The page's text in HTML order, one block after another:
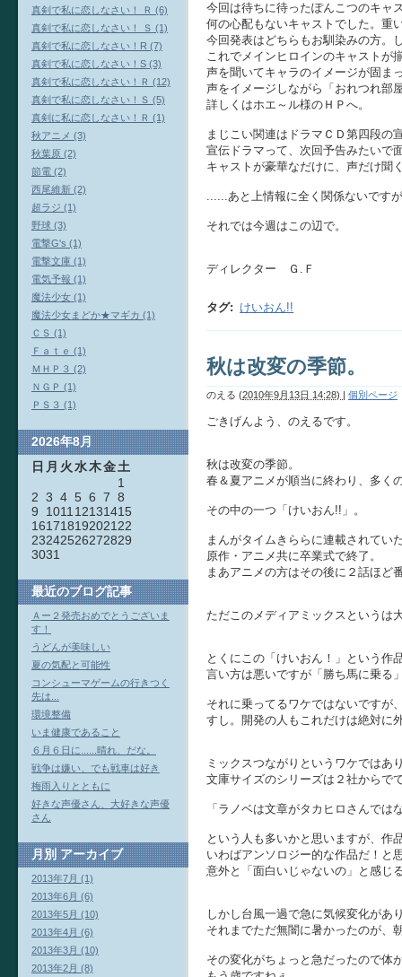
今回は待ちに待ったぽんこつのキャ
何の心配もないキャストでした。重
今回発表はどちらもお馴染みの方。
これでメインヒロインのキャストが
声を聞いてキャラのイメージが固ま
声をイメージしながら「おれつれ部
詳しくはホエ～ル様のＨＰへ。
まじこい関連はドラマＣＤ第四段の
宣伝ドラマって、次回予告みたいで
キャストが豪華なだけに、声だけ聞
......あと上情報に全く関係ないです
それでは今週はこの辺で。
ディレクター Ｇ.Ｆ
タグ: けいおん!!
秋は改変の季節。
のえる (2010年9月13日 14:28) | 個別ページ
ごきげんよう、のえるです。
秋は改変の季節。
春＆夏アニメが順当に終わり、多く
その中の一つ「けいおん!!」。
まんがタイムきららに連載されてい
原作・アニメ共に卒業式で終了。
まあアニメの方はその後に２話ほど
ただこのメディアミックスというは
とくにこの「けいおん！」という作
言い方は悪いですが「勝ち馬に乗る
それに乗ってるワケではないですが
すし。開発の人もこれだけは絶対に
ミックスつながりというワケではあ
文庫サイズのシリーズは２社からで
「ラノベは文章がタカヒロさんでは
という人も多いかと思いますが、作
いわばアンソロジー的な作品だ！と
意外と「面白いじゃないの」と感じ
しかし台風一過で急に気候変化があ
それまでただ無闇に暑かったのが、
その変化がちょっと急だったので体
真剣で私に恋しなさい！ Ｒ (6)
真剣で私に恋しなさい！ Ｓ (1)
真剣で私に恋しなさい！R (7)
真剣で私に恋しなさい！S (3)
真剣で私に恋しなさい！Ｒ (12)
真剣で私に恋しなさい！Ｓ (5)
真剣に私に恋しなさい！Ｒ (1)
秋アニメ (3)
秋葉原 (2)
節電 (2)
西尾維新 (2)
超ラジ (1)
野球 (3)
電撃G's (1)
電撃文庫 (1)
電気予報 (1)
魔法少女 (1)
魔法少女まどか★マギカ (1)
ＣＳ (1)
Ｆａｔｅ (1)
ＭＨＰ３ (2)
ＮＧＰ (1)
ＰＳ３ (1)
2026年8月
日 月 火水木金土
1
2 3 4 5 6 7 8
9
1011 12131415
161718192021 22
23242526272829
3031
最近のブログ記事
Ａー２発売おめでとうございま
す！
うどんが美味しい
夏の気配と可能性
コンシューマゲームの行きつく
先は...
環境整備
いま健康であること
６月６日に......晴れ、だな。
戦争は嫌い、でも戦車は好き
梅雨入りとともに
好きな声優さん、大好きな声優
さん
月別アーカイブ
2013年7月 (1)
2013年6月 (6)
2013年5月 (10)
2013年4月 (6)
2013年3月 (10)
2013年2月 (8)